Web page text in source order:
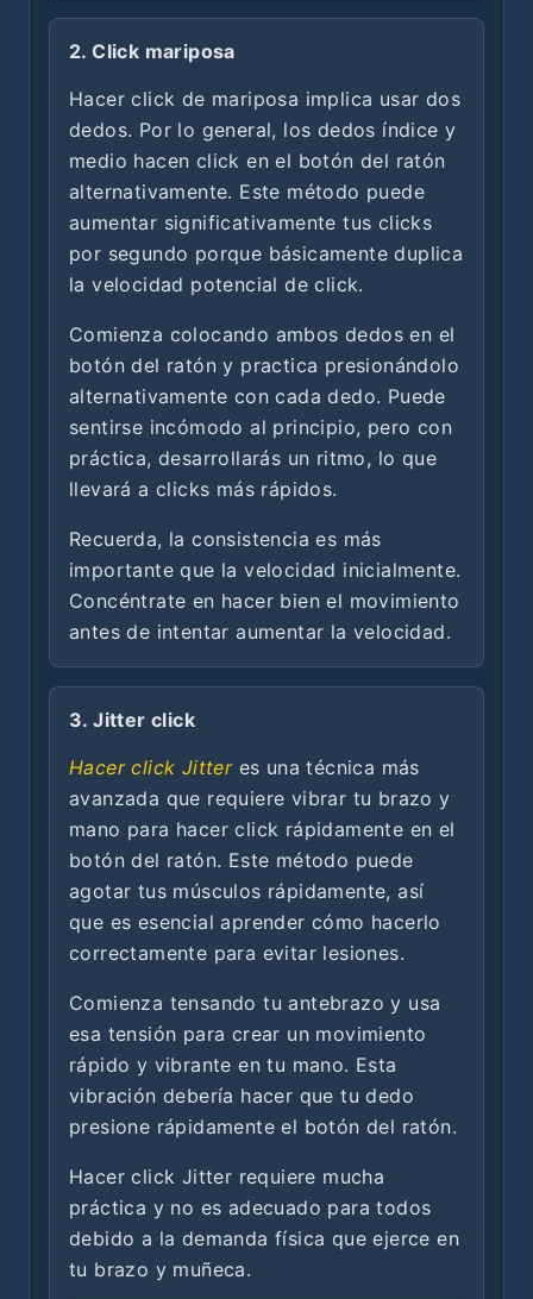
2. Click mariposa
Hacer click de mariposa implica usar dos
dedos. Por lo general, los dedos índice y
medio hacen click en el botón del ratón
alternativamente. Este método puede
aumentar significativamente tus clicks
por segundo porque básicamente duplica
la velocidad potencial de click.
Comienza colocando ambos dedos en el
botón del ratón y practica presionándolo
alternativamente con cada dedo. Puede
sentirse incómodo al principio, pero con
práctica, desarrollarás un ritmo, lo que
llevará a clicks más rápidos.
Recuerda, la consistencia es más
importante que la velocidad inicialmente.
Concéntrate en hacer bien el movimiento
antes de intentar aumentar la velocidad.
3. Jitter click
Hacer click Jitter es una técnica más
avanzada que requiere vibrar tu brazo y
mano para hacer click rápidamente en el
botón del ratón. Este método puede
agotar tus músculos rápidamente, así
que es esencial aprender cómo hacerlo
correctamente para evitar lesiones.
Comienza tensando tu antebrazo y usa
esa tensión para crear un movimiento
rápido y vibrante en tu mano. Esta
vibración debería hacer que tu dedo
presione rápidamente el botón del ratón.
Hacer click Jitter requiere mucha
práctica y no es adecuado para todos
debido a la demanda física que ejerce en
tu brazo y muñeca.